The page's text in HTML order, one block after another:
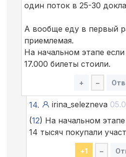
один поток в 25-30
А вообще еду в первый
приемлемая.
На начальном этапе
17.000 билеты стоили.
+ –
14. irina_selezneva
(12) На начальном
14 тысяч покупали
+1 –